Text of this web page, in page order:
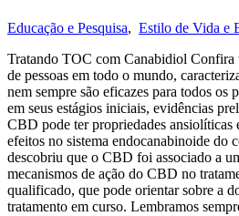
Educação e Pesquisa, Estilo de Vida e
Tratando TOC com Canabidiol Confira
de pessoas em todo o mundo,
nem sempre são eficazes para todos
em seus estágios iniciais, evidências
CBD pode ter propriedades ansiolíticas
efeitos no sistema endocanabinoide do
descobriu que o CBD foi associado a
mecanismos de ação do CBD no
qualificado, que pode orientar sobre a
tratamento em curso. Lembramos